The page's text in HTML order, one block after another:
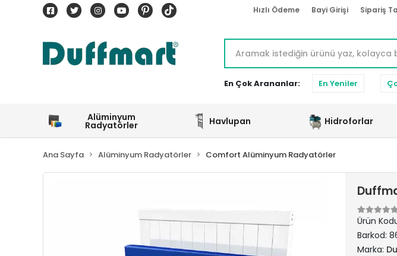
Hızlı Ödeme Bayi Girişi Sipariş
En Çok Arananlar: En Yeniler
Alüminyum
Radyatörler Havlupan Hidroforlar
Ana Sayfa Alüminyum Radyatörler Comfort Alüminyum Radyatörler
Ürün
Barkod:
Marka: